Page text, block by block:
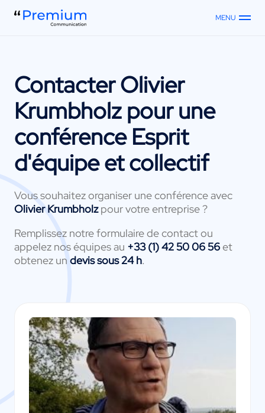
MENU
ContacterOlivier
Krumbholzpour une
conférence Esprit
d'équipe et collectif
Vous souhaitez organiser une conférence avec
Olivier Krumbholzpour votre entreprise ?
Remplissez notre formulaire de contact ou
appelez nos équipes au +33 (1) 42 50 06 56et
obtenez un devis sous 24 h.